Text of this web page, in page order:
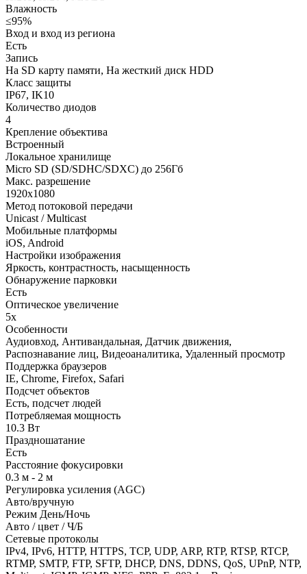
Влажность
≤95%
Вход и вход из региона
Есть
Запись
На SD карту памяти, На жесткий диск HDD
Класс защиты
IP67, IK10
Количество диодов
4
Крепление объектива
Встроенный
Локальное хранилище
Micro SD (SD/SDHC/SDXC) до 256Гб
Макс. разрешение
1920x1080
Метод потоковой передачи
Unicast / Multicast
Мобильные платформы
iOS, Android
Настройки изображения
Яркость, контрастность, насыщенность
Обнаружение парковки
Есть
Оптическое увеличение
5х
Особенности
Аудиовход, Антивандальная, Датчик движения,
Распознавание лиц, Видеоаналитика, Удаленный просмотр
Поддержка браузеров
IE, Chrome, Firefox, Safari
Подсчет объектов
Есть, подсчет людей
Потребляемая мощность
10.3 Вт
Праздношатание
Есть
Расстояние фокусировки
0.3 м - 2 м
Регулировка усиления (AGC)
Авто/вручную
Режим День/Ночь
Авто / цвет / Ч/Б
Сетевые протоколы
IPv4, IPv6, HTTP, HTTPS, TCP, UDP, ARP, RTP, RTSP, RTCP,
RTMP, SMTP, FTP, SFTP, DHCP, DNS, DDNS, QoS, UPnP, NTP,